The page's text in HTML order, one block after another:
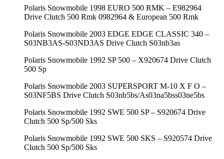
Polaris Snowmobile 1998 EURO 500 RMK – E982964
Drive Clutch 500 Rmk 0982964 & European 500 Rmk
Polaris Snowmobile 2003 EDGE EDGE CLASSIC 340 –
S03NB3AS-S03ND3AS Drive Clutch S03nb3as
Polaris Snowmobile 1992 SP 500 – X920674 Drive Clutch
500 Sp
Polaris Snowmobile 2003 SUPERSPORT M-10 X F O –
S03NF5BS Drive Clutch S03nb5bs/As03na5bss03ne5bs
Polaris Snowmobile 1992 SWE 500 SP – S920674 Drive
Clutch 500 Sp/500 Sks
Polaris Snowmobile 1992 SWE 500 SKS – S920574 Drive
Clutch 500 Sp/500 Sks